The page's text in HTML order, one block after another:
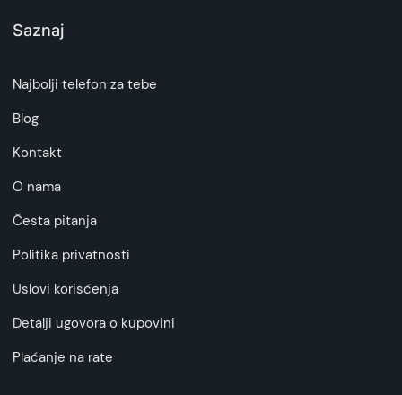
Saznaj
Najbolji telefon za tebe
Blog
Kontakt
O nama
Česta pitanja
Politika privatnosti
Uslovi korisćenja
Detalji ugovora o kupovini
Plaćanje na rate